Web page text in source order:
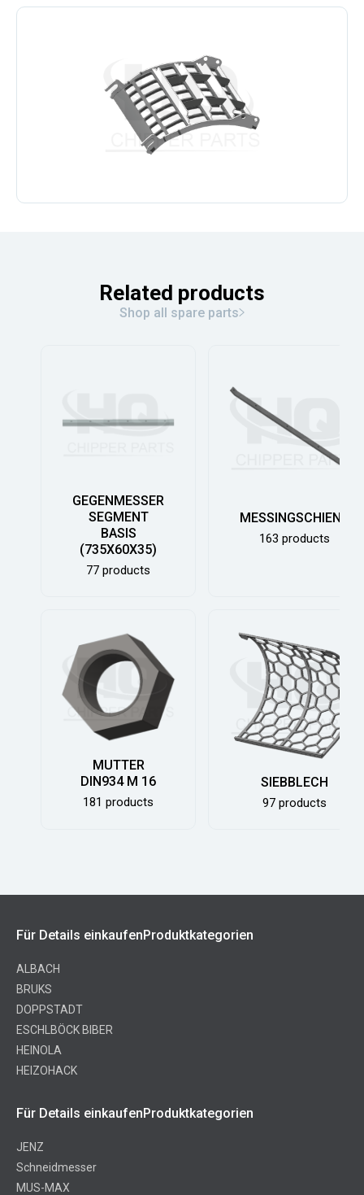
Related products
Shop all spare parts
GEGENMESSER
SEGMENT
BASIS
(735X60X35)
77 products
MESSINGSCHIENE
163 products
MUTTER
DIN934 M 16
181 products
SIEBBLECH
97 products
Für Details einkaufenProduktkategorien
ALBACH
BRUKS
DOPPSTADT
ESCHLBÖCK BIBER
HEINOLA
HEIZOHACK
Für Details einkaufenProduktkategorien
JENZ
Schneidmesser
MUS-MAX